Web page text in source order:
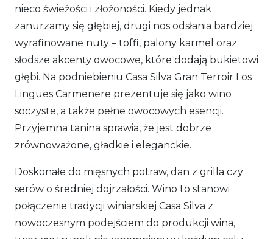
nieco świeżości i złożoności. Kiedy jednak
zanurzamy się głębiej, drugi nos odsłania bardziej
wyrafinowane nuty – toffi, palony karmel oraz
słodsze akcenty owocowe, które dodają bukietowi
głębi. Na podniebieniu Casa Silva Gran Terroir Los
Lingues Carmenere prezentuje się jako wino
soczyste, a także pełne owocowych esencji.
Przyjemna tanina sprawia, że jest dobrze
zrównoważone, gładkie i eleganckie.
Doskonałe do mięsnych potraw, dan z grilla czy
serów o średniej dojrzałości. Wino to stanowi
połączenie tradycji winiarskiej Casa Silva z
nowoczesnym podejściem do produkcji wina,